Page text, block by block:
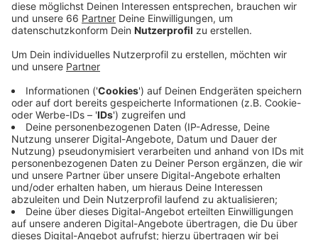
Veröffentlicht:Montag, 27.12.2021 06:23
Anzeige
Wer jetzt nicht geimpft ist, kommt nur noch mit einem
negativen Test in Kultureinrichtungen. Schnelltests
dürfen dabei nicht älter als 24 Stunden sein, PCR-
Tests nicht älter als 48 Stunden.
Anzeige